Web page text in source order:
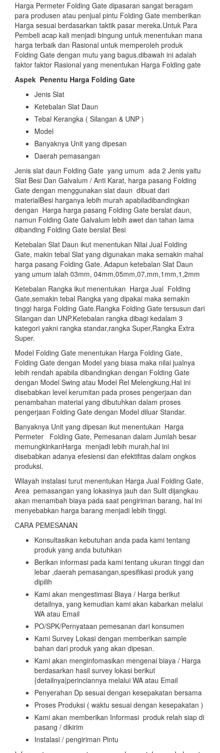
Harga Permeter Folding Gate dipasaran sangat beragam
para produsen atau penjual pintu Folding Gate memberikan
Harga sesuai berdasarkan taktik pasar mereka.Untuk Para
Pembeli acap kali menjadi bingung untuk menentukan mana
harga terbaik dan Rasional untuk memperoleh produk
Folding Gate dengan mutu yang bagus.dibawah ini adalah
faktor faktor Rasional yang menentukan Harga Folding gate
Aspek Penentu Harga Folding Gate
Jenis Slat
Ketebalan Slat Daun
Tebal Kerangka ( Silangan & UNP )
Model
Banyaknya Unit yang dipesan
Daerah pemasangan
Jenis slat daun Folding Gate yang umum ada 2 Jenis yaitu
Slat Besi Dan Galvalum / Anti Karat, harga pasang Folding
Gate dengan menggunakan slat daun dibuat dari
materialBesi harganya lebih murah apabiladibandingkan
dengan Harga harga pasang Folding Gate berslat daun,
namun Folding Gate Galvalum lebih awet dan tahan lama
dibanding Folding Gate berslat Besi
Ketebalan Slat Daun ikut menentukan Nilai Jual Folding
Gate, makin tebal Slat yang digunakan maka semakin mahal
harga pasang Folding Gate. Adapun ketebalan Slat Daun
yang umum ialah 03mm, 04mm,05mm,07,mm,1mm,1,2mm
Ketebalan Rangka ikut menentukan Harga Jual Folding
Gate,semakin tebal Rangka yang dipakai maka semakin
tinggi harga Folding Gate.Rangka Folding Gate tersusun dari
Silangan dan UNP.Ketebalan rangka dibagi kedalam 3
kategori yakni rangka standar,rangka Super,Rangka Extra
Super.
Model Folding Gate menentukan Harga Folding Gate,
Folding Gate dengan Model yang biasa maka nilai jualnya
lebih rendah apabila dibandingkan dengan Folding Gate
dengan Model Swing atau Model Rel Melengkung,Hal ini
disebabkan level kerumitan pada proses pengerjaan dan
penambahan material yang dibutuhkan dalam proses
pengerjaan Folding Gate dengan Model diluar Standar.
Banyaknya Unit yang dipesan ikut menentukan Harga
Permeter Folding Gate, Pemesanan dalam Jumlah besar
memungkinkanHarga menjadi lebih murah,hal ini
disebabkan adanya efesiensi dan efektifitas dalam ongkos
produksi.
Wilayah instalasi turut menentukan Harga Jual Folding Gate,
Area pemasangan yang lokasinya jauh dan Sulit dijangkau
akan menambah biaya pada saat pengiriman barang, hal ini
menyebabkan harga barang menjadi lebih tinggi.
CARA PEMESANAN
Konsultasikan kebutuhan anda pada kami tentang
produk yang anda butuhkan
Berikan informasi pada kami tentang ukuran tinggi dan
lebar ,daerah pemasangan,spesifikasi produk yang
dipilih
Kami akan mengestimasi Biaya / Harga berikut
detailnya, yang kemudian kami akan kabarkan melalui
WA atau Email
PO/SPK/Pernyataan pemesanan dari konsumen
Kami Survey Lokasi dengan memberikan sample
bahan dari produk yang akan dipesan.
Kami akan menginfomasikan mengenai biaya / Harga
berdasarkan hasil survey lokasi berikut
{detailnya|perinciannya melalui WA atau Email
Penyerahan Dp sesuai dengan kesepakatan bersama
Proses Produksi ( waktu sesuai dengan kesepakatan )
Kami akan memberikan Informasi produk relah siap di
pasang / dikirim
Instalasi / pengiriman Pintu